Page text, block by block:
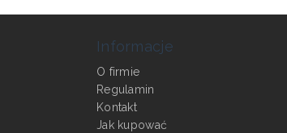
Informacje
O firmie
Regulamin
Kontakt
Jak kupować